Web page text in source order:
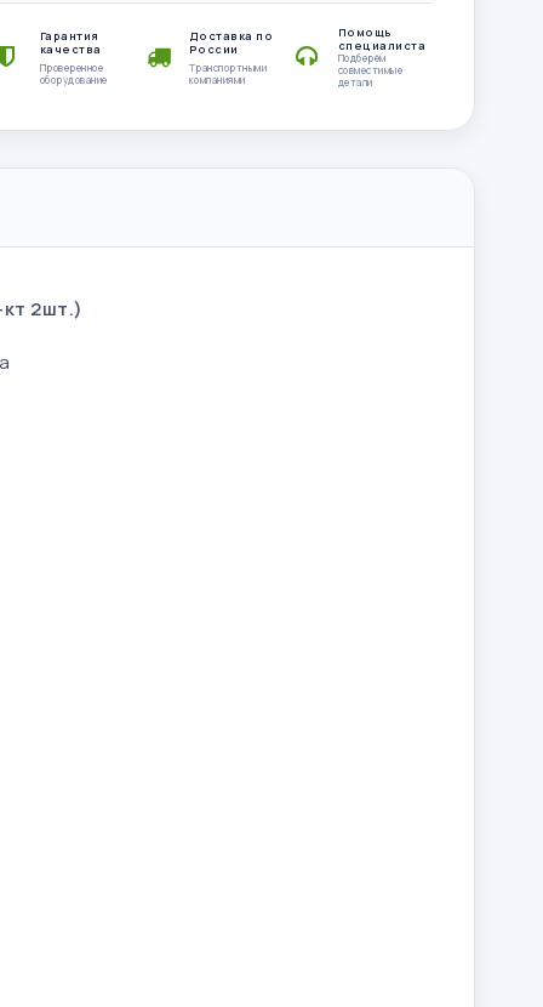
Гарантия
качества
Проверенное
оборудование
Доставка по
России
Транспортными
компаниями
Помощь
специалиста
Подберём
совместимые
детали
2шт.)